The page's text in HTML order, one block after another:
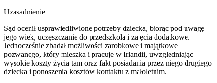
Uzasadnienie
Sąd ocenił usprawiedliwione potrzeby dziecka, biorąc pod uwagę
jego wiek, uczęszczanie do przedszkola i zajęcia dodatkowe.
Jednocześnie zbadał możliwości zarobkowe i majątkowe
pozwanego, który mieszka i pracuje w Irlandii, uwzględniając
wysokie koszty życia tam oraz fakt posiadania przez niego drugiego
dziecka i ponoszenia kosztów kontaktu z małoletnim.